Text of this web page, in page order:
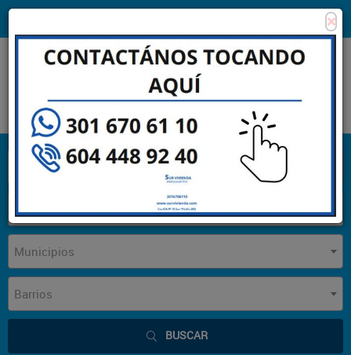
Tipo de inmueble
Municipios
Barrios
BUSCAR
×